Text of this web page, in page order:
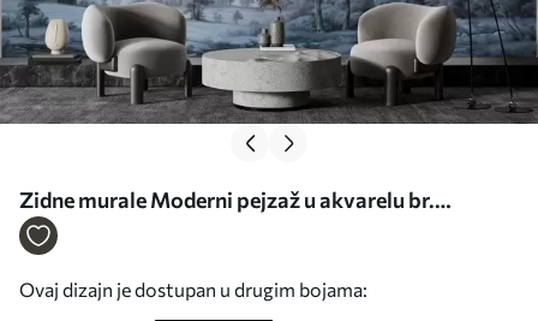
Zidne murale Moderni pejzaž u akvarelu br.
w02978v1
Ovaj dizajn je dostupan u drugim bojama: